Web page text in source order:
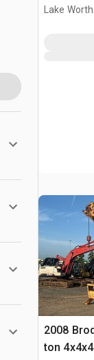
Lake
2008
ton